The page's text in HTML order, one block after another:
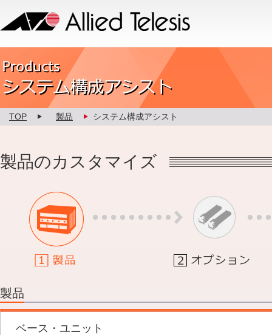
Product カスタマイズ
TOP 製品 システム構成アシスト
製品のカスタマイズ
3.保守サービス
4.内容の確認
製品
ベース・ユニット